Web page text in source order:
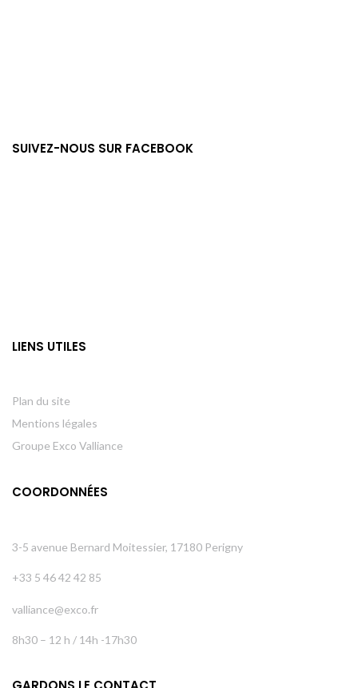
SUIVEZ-NOUS SUR FACEBOOK
LIENS UTILES
Plan du site
Mentions légales
Groupe Exco Valliance
COORDONNÉES
3-5 avenue Bernard Moitessier, 17180 Perigny
+33 5 46 42 42 85
valliance@exco.fr
8h30 – 12 h / 14h -17h30